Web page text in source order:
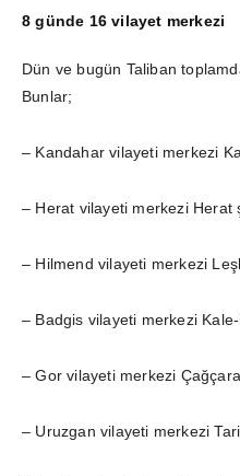
8 günde 16 vilayet merkezi
Dün ve bugün Taliban
Bunlar;
– Kandahar vilayeti merkezi
– Herat vilayeti merkezi Herat
– Hilmend vilayeti merkezi
– Badgis vilayeti merkezi
– Gor vilayeti merkezi
– Uruzgan vilayeti merkezi